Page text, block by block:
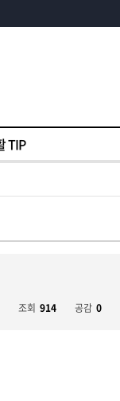
TIP
조회 914 공감 0